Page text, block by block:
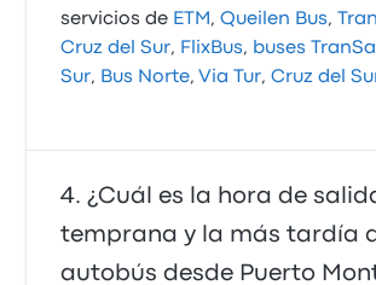
servicios de ETM ,Queilen Bus,
Cruz del Sur, FlixBus, buses
Sur, Bus Norte,Via Tur,Cruz del
¿Cuál es la hora de
temprana y la más tardía
autobús desde Puerto